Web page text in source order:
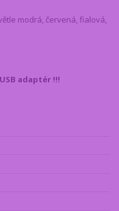
modrá, červená, fialová,
adaptér !!!